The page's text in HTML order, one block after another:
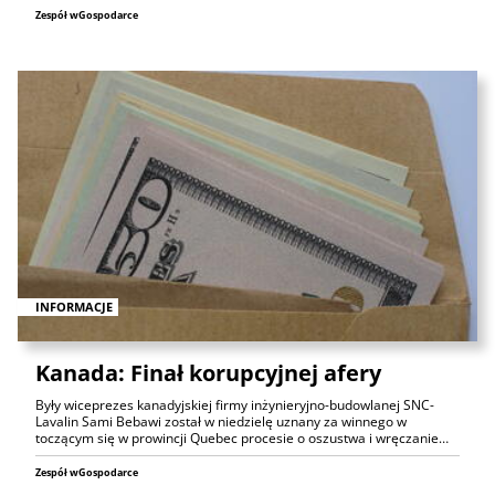
Zespół wGospodarce
INFORMACJE
Kanada: Finał korupcyjnej afery
Były wiceprezes kanadyjskiej firmy inżynieryjno-budowlanej SNC-
Lavalin Sami Bebawi został w niedzielę uznany za winnego w
toczącym się w prowincji Quebec procesie o oszustwa i wręczanie…
Zespół wGospodarce